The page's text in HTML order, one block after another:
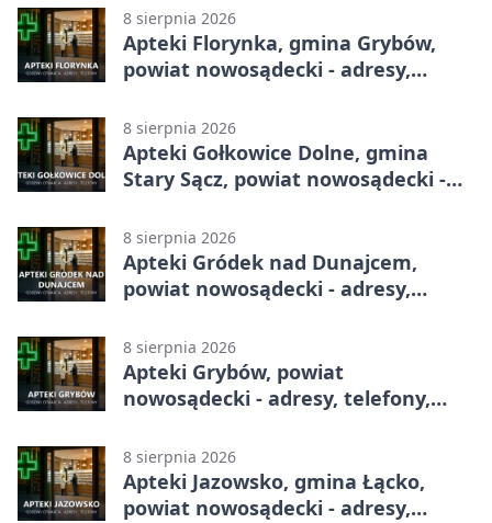
8 sierpnia 2026
Apteki Florynka, gmina Grybów,
powiat nowosądecki - adresy,
8 sierpnia 2026
Apteki Gołkowice Dolne, gmina
Stary Sącz, powiat nowosądecki -
8 sierpnia 2026
Apteki Gródek nad Dunajcem,
powiat nowosądecki - adresy,
8 sierpnia 2026
Apteki Grybów, powiat
nowosądecki - adresy, telefony,
8 sierpnia 2026
Apteki Jazowsko, gmina Łącko,
powiat nowosądecki - adresy,